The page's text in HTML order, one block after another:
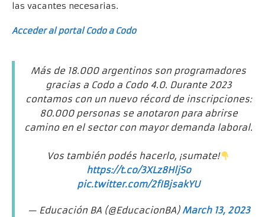
las vacantes necesarias.
Acceder al portal Codo a Codo
Más de 18.000 argentinos son programadores
gracias a Codo a Codo 4.0. Durante 2023
contamos con un nuevo récord de inscripciones:
80.000 personas se anotaron para abrirse
camino en el sector con mayor demanda laboral.
Vos también podés hacerlo, ¡sumate!
https://t.co/3XLz8HljSo
pic.twitter.com/2fIBjsakYU
— Educación BA (@EducacionBA) March 13, 2023